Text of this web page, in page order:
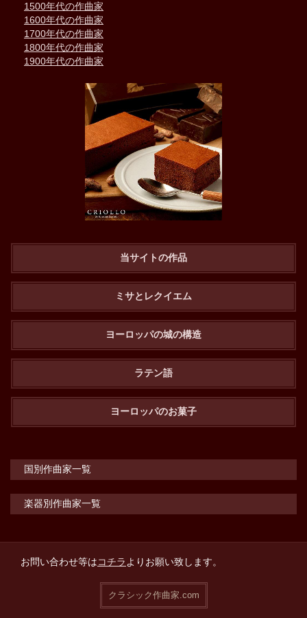
1500年代の作曲家
1600年代の作曲家
1700年代の作曲家
1800年代の作曲家
1900年代の作曲家
当サイトの作品
ミサとレクイエム
ヨーロッパの城の構造
ラテン語
ヨーロッパのお菓子
国別作曲家一覧
楽器別作曲家一覧
お問い合わせ等はコチラよりお願い致します。
クラシック作曲家.com